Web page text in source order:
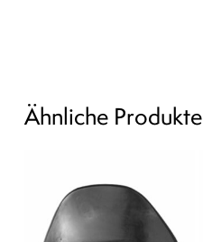
Ähnliche Produkte